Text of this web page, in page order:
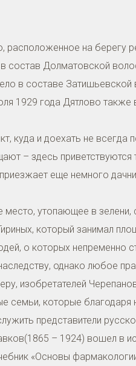
на берегу
Долматовской
в составе Затишьевской
1929 года Дятлово
куда и доехать не всегда
– здесь
еще немного
утопающее в
который занимал
о которых непременно
однако любое
изобретателей
семьи, которые
представители
– 1924) вошел в
«Основы